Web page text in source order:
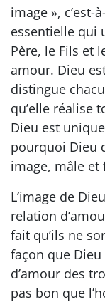
image »,
essentielle qui
Père, le Fils et
amour. Dieu
distingue
qu’elle réalise
Dieu est
pourquoi Dieu
image, mâle et
L’image de
relation
fait qu’ils ne
façon que
d’amour des
pas bon que